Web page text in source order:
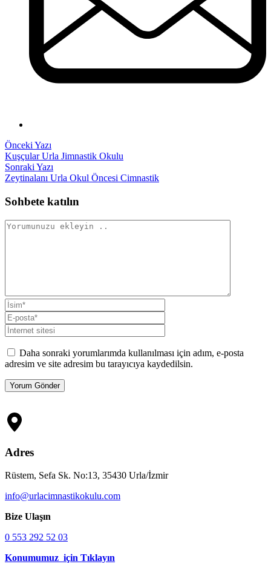
Yazı
gezinmesi
Önceki Yazı
yazı:
Kuşçular Urla Jimnastik Okulu
Sonraki Yazı
yazı:
Zeytinalanı Urla Okul Öncesi Cimnastik
Sohbete katılın
Daha sonraki yorumlarımda kullanılması için adım, e-posta
adresim ve site adresim bu tarayıcıya kaydedilsin.
Adres
Rüstem, Sefa Sk. No:13, 35430 Urla/İzmir
info@urlacimnastikokulu.com
Bize Ulaşın
0 553 292 52 03
Konumumuz için Tıklayın